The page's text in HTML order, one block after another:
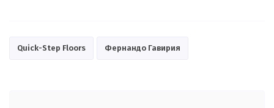
Quick-Step Floors Фернандо Гавирия